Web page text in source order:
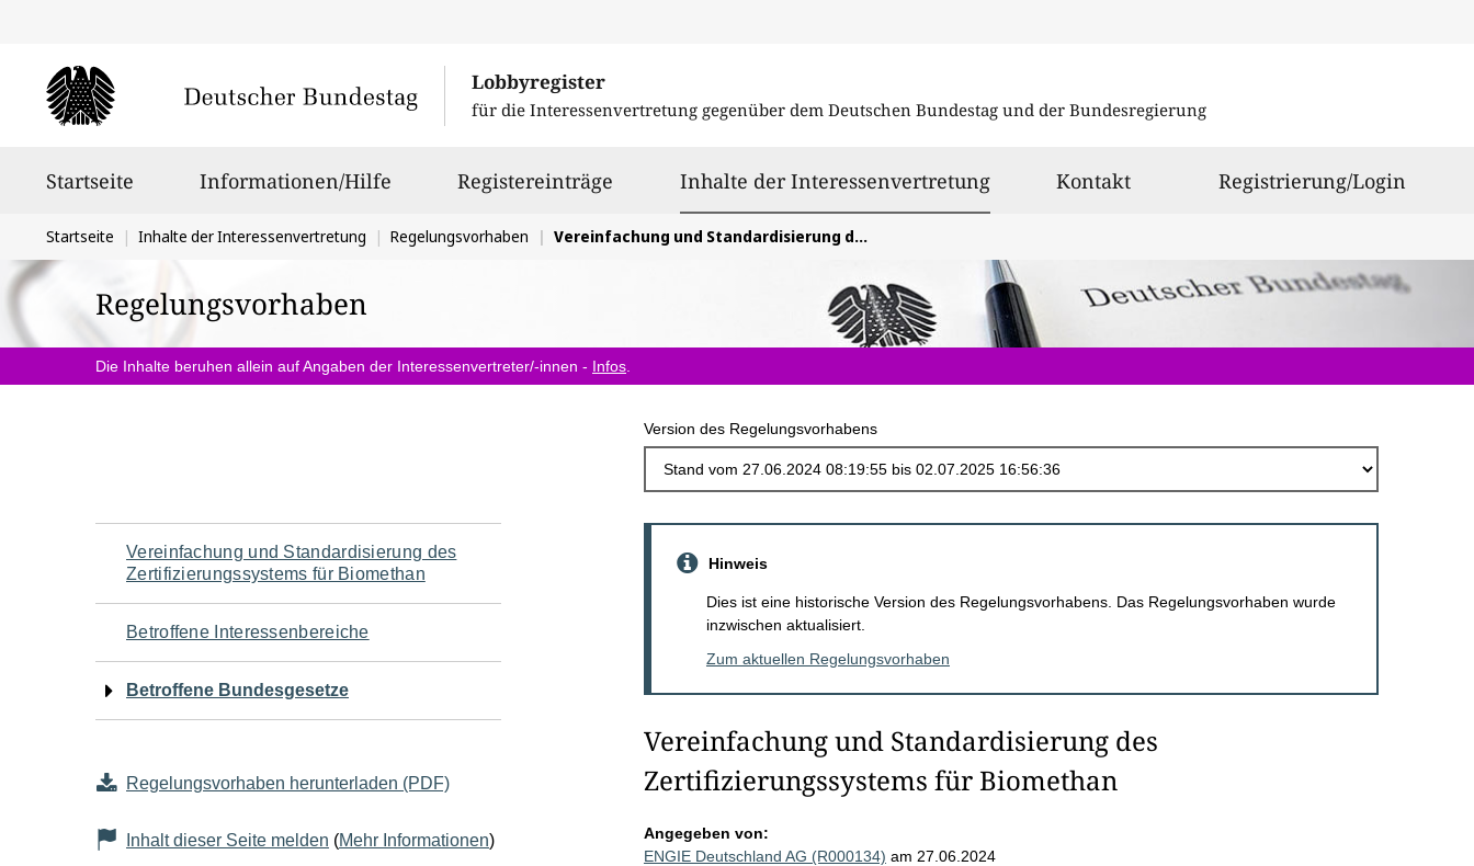
Lobbyregister
für die Interessenvertretung gegenüber dem Deutschen Bundestag und der Bundesregierung
Startseite Informationen/Hilfe Registereinträge Inhalte der Interessenvertretungausgewählt
Kontakt Registrierung/Login
Sie
befinden
sich
hier:
Startseite Inhalte der Interessenvertretung Regelungsvorhaben Vereinfachung und Standardisierung des Zertifizierungssystems für Biomethan
Regelungsvorhaben
Die Inhalte beruhen allein auf Angaben der Interessenvertreter/-innen - Infos
Version des Regelungsvorhabens
Navigation
für
den
Seiteninhalt
Vereinfachung und Standardisierung des
Zertifizierungssystems für Biomethan
Betroffene Interessenbereiche
Betroffene Bundesgesetze
Regelungsvorhaben herunterladen (PDF)
Inhalt dieser Seite melden (Mehr Informationen)
Hinweis
Dies ist eine historische Version des Regelungsvorhabens. Das Regelungsvorhaben wurde
inzwischen aktualisiert.
Zum aktuellen Regelungsvorhaben
Vereinfachung und Standardisierung des
Zertifizierungssystems für Biomethan
Angegeben von:
ENGIE Deutschland AG (R000134) am 27.06.2024